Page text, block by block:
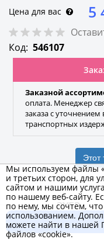
Цена для вас
5
Код: 546107
Заказной
оплата. Менеджер
заказа с
транспортных
Этот
ЗУБР
Бренд
Мы используем файлы
и третьих сторон, для
сайтом и нашими
по нашему веб-сайту.
по нему, мы сочтем,
использованием.
можете найти в нашей
файлов «cookie».